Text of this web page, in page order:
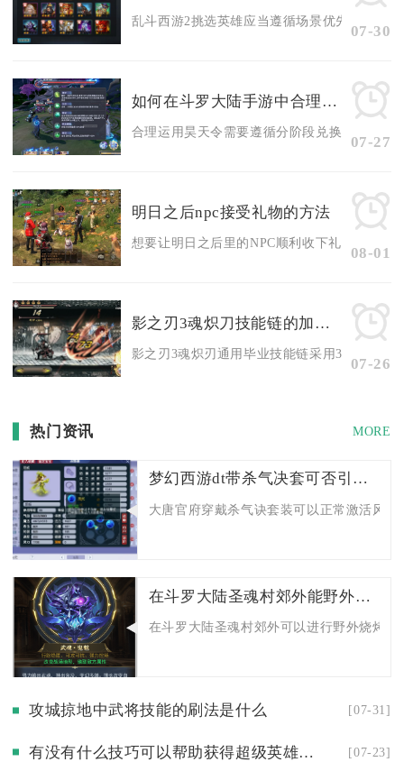
乱斗西游2挑选英雄应当遵循场景优先、阵容
07-30
如何在斗罗大陆手游中合理运用昊天令
合理运用昊天令需要遵循分阶段兑换优先级，
07-27
明日之后npc接受礼物的方法
想要让明日之后里的NPC顺利收下礼物，核心
08-01
影之刃3魂炽刀技能链的加点推荐是什么
影之刃3魂炽刃通用毕业技能链采用3+3双链结
07-26
热门资讯 MORE
梦幻西游dt带杀气决套可否引发风刃
大唐官府穿戴杀气诀套装可以正常激活风
在斗罗大陆圣魂村郊外能野外烧烤吗
在斗罗大陆圣魂村郊外可以进行野外烧烤
攻城掠地中武将技能的刷法是什么 [07-31]
有没有什么技巧可以帮助获得超级英雄贝吉塔 [07-23]